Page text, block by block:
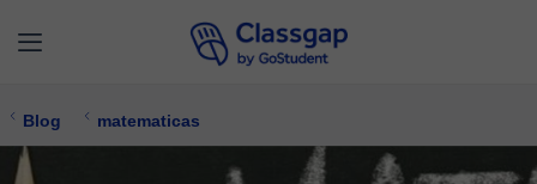
Blog matematicas